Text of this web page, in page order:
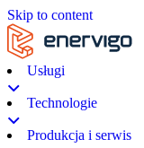
Skip to content
Usługi
Technologie
Produkcja i serwis